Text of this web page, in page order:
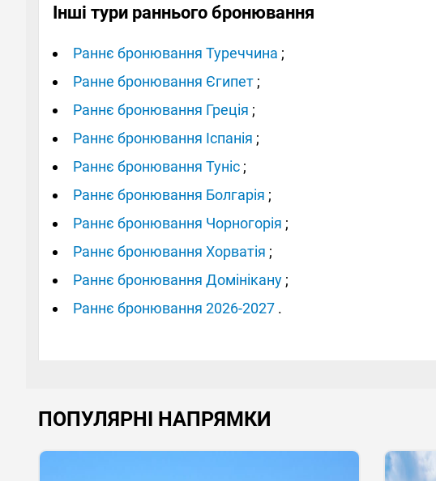
Інші тури раннього бронювання
Раннє бронювання Туреччина ;
Ранне бронювання Єгипет ;
Раннє бронювання Греція ;
Раннє бронювання Іспанія ;
Раннє бронювання Туніс ;
Раннє бронювання Болгарія ;
Раннє бронювання Чорногорія ;
Раннє бронювання Хорватія ;
Раннє бронювання Домінікану ;
Раннє бронювання 2026-2027 .
ПОПУЛЯРНІ НАПРЯМКИ